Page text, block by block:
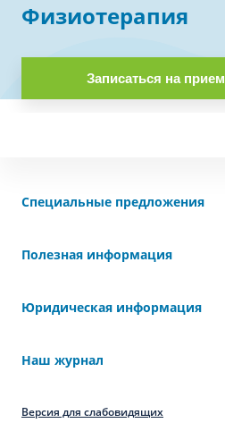
Физиотерапия
Записаться на прием
Специальные предложения
Полезная информация
Юридическая информация
Наш журнал
Версия для слабовидящих